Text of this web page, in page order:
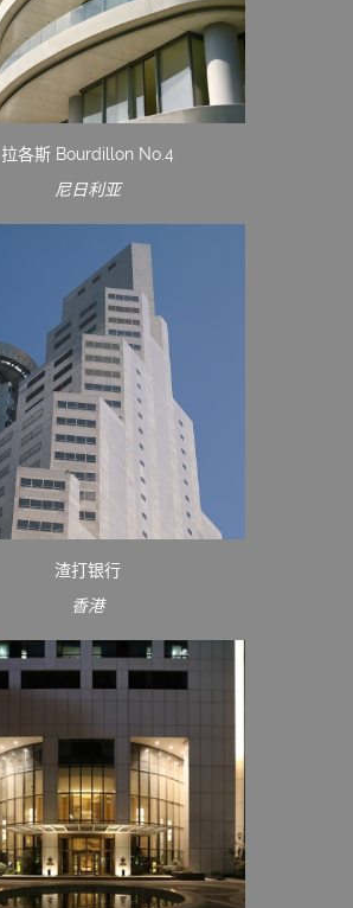
拉各斯 Bourdillon No.4
尼日利亚
渣打银行
香港